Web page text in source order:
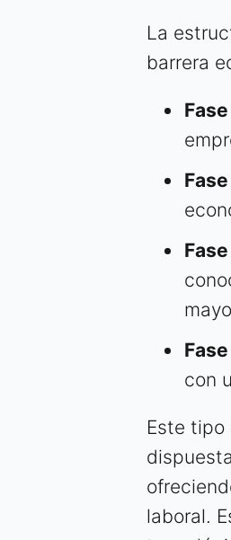
La
barrera
con
Este tipo
laboral.